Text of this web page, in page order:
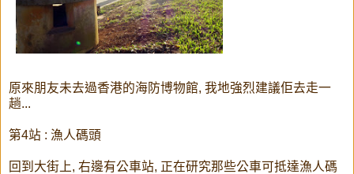
原來朋友未去過香港的海防博物館, 我地強烈建議佢去走一
趟...
第4站 : 漁人碼頭
回到大街上, 右邊有公車站, 正在研究那些公車可抵達漁人碼